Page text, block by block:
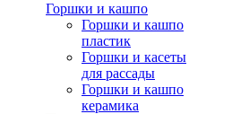
Горшки и кашпо
Горшки и кашпо
пластик
Горшки и касеты
для рассады
Горшки и кашпо
керамика